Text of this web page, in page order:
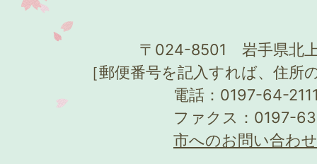
〒024-8501 岩手県北
［郵便番号を記入すれば、住所
電話：0197-64-
ファクス：0197-
市へのお問い合わ